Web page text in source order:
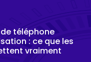
téléphone
: ce que les
vraiment